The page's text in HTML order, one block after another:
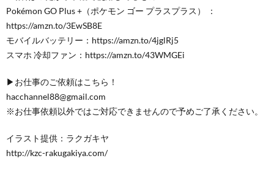
Pokémon GO Plus +（ポケモン ゴー プラスプラス） ：
https://amzn.to/3EwSB8E
モバイルバッテリー：https://amzn.to/4jglRj5
スマホ 冷却ファン：https://amzn.to/43WMGEi
▶︎お仕事のご依頼はこちら！
hacchannel88@gmail.com
※お仕事依頼以外ではご対応できませんので予めご了承ください。
イラスト提供：ラクガキヤ
http://kzc-rakugakiya.com/